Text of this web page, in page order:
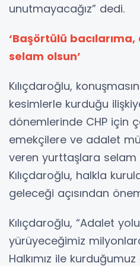
unutmayacağız” dedi.
‘Başörtülü
selam olsun’
Kılıçdaroğlu,
kesimlerle kurduğu
dönemlerinde CHP için
emekçilere ve adalet
veren yurttaşlara selam
Kılıçdaroğlu, halkla
geleceği açısından
Kılıçdaroğlu, “Adalet
yürüyeceğimiz
Halkımız ile